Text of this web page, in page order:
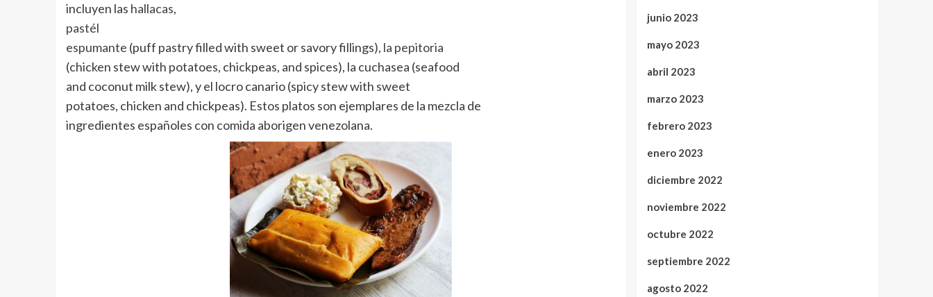
incluyen las hallacas,
pastél
espumante (puff pastry filled with sweet or savory fillings), la pepitoria
(chicken stew with potatoes, chickpeas, and spices), la cuchasea (seafood
and coconut milk stew), y el locro canario (spicy stew with sweet
potatoes, chicken and chickpeas). Estos platos son ejemplares de la mezcla de
ingredientes españoles con comida aborigen venezolana.
junio 2023
mayo 2023
abril 2023
marzo 2023
febrero 2023
enero 2023
diciembre 2022
noviembre 2022
octubre 2022
septiembre 2022
agosto 2022